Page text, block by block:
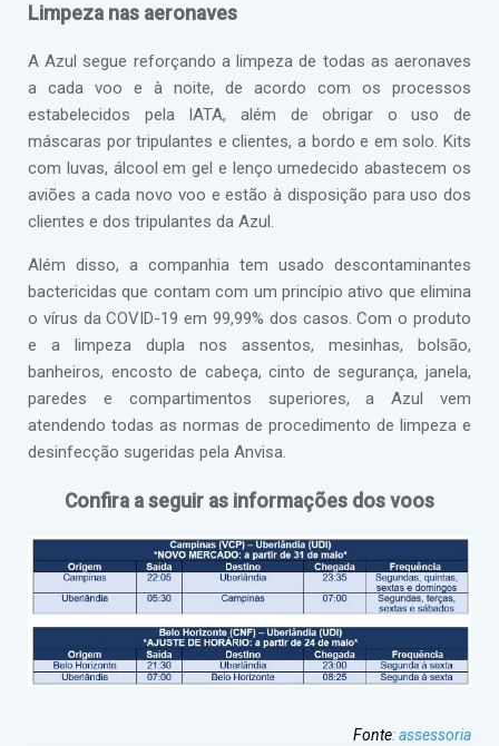
Limpeza nas aeronaves
A Azul segue reforçando a limpeza de todas as aeronaves
a cada voo e à noite, de acordo com os processos
estabelecidos pela IATA, além de obrigar o uso de
máscaras por tripulantes e clientes, a bordo e em solo. Kits
com luvas, álcool em gel e lenço umedecido abastecem os
aviões a cada novo voo e estão à disposição para uso dos
clientes e dos tripulantes da Azul.
Além disso, a companhia tem usado descontaminantes
bactericidas que contam com um princípio ativo que elimina
o vírus da COVID-19 em 99,99% dos casos. Com o produto
e a limpeza dupla nos assentos, mesinhas, bolsão,
banheiros, encosto de cabeça, cinto de segurança, janela,
paredes e compartimentos superiores, a Azul vem
atendendo todas as normas de procedimento de limpeza e
desinfecção sugeridas pela Anvisa.
Confira a seguir as informações dos voos
Fonte:assessoria